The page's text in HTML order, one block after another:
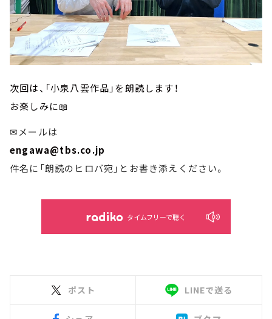
次回は、「小泉八雲作品」を朗読します！
お楽しみに📖
✉メールは
engawa@tbs.co.jp
件名に「朗読のヒロバ宛」とお書き添えください。
タイムフリーで聴く
ポスト LINEで送る